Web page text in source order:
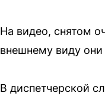
На видео, снятом
внешнему виду
В диспетчерской